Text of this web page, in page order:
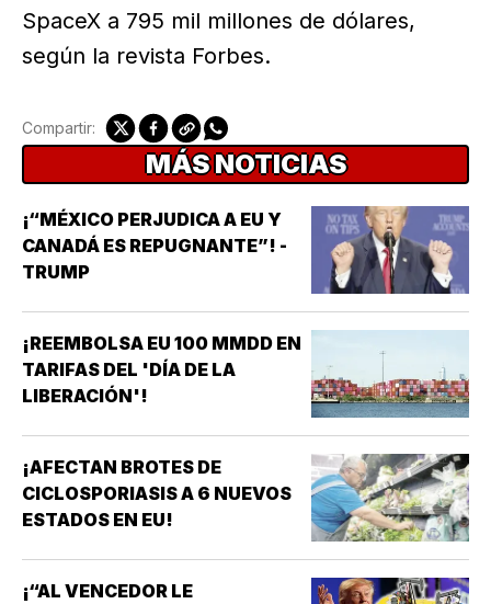
SpaceX a 795 mil millones de dólares,
según la revista Forbes.
Compartir:
MÁS NOTICIAS
¡“MÉXICO PERJUDICA A EU Y
CANADÁ ES REPUGNANTE”! -
TRUMP
¡REEMBOLSA EU 100 MMDD EN
TARIFAS DEL 'DÍA DE LA
LIBERACIÓN'!
¡AFECTAN BROTES DE
CICLOSPORIASIS A 6 NUEVOS
ESTADOS EN EU!
¡“AL VENCEDOR LE